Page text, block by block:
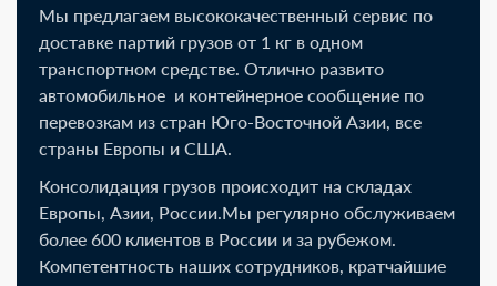
Мы предлагаем высококачественный сервис по
доставке партий грузов от 1 кг в одном
транспортном средстве. Отлично развито
автомобильное и контейнерное сообщение по
перевозкам из стран Юго-Восточной Азии, все
страны Европы и США.
Консолидация грузов происходит на складах
Европы, Азии, России.Мы регулярно обслуживаем
более 600 клиентов в России и за рубежом.
Компетентность наших сотрудников, кратчайшие